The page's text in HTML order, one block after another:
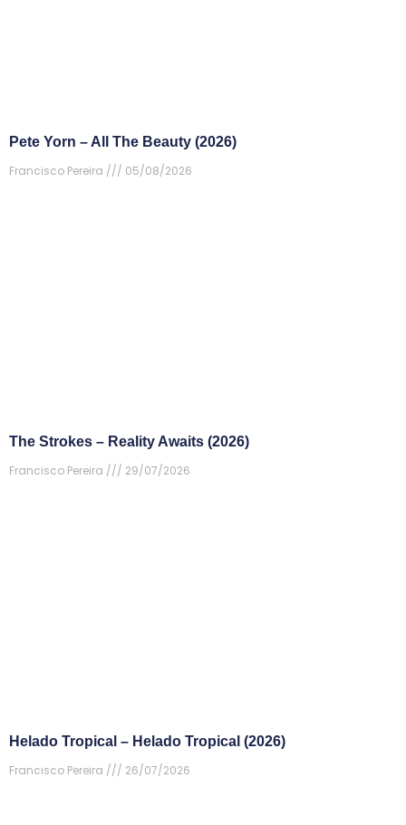
Pete Yorn – All The Beauty (2026)
Francisco Pereira
05/08/2026
The Strokes – Reality Awaits (2026)
Francisco Pereira
29/07/2026
Helado Tropical – Helado Tropical (2026)
Francisco Pereira
26/07/2026